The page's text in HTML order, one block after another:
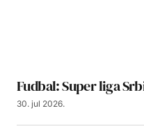
Fudbal: Super liga
30. jul 2026.